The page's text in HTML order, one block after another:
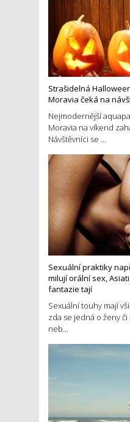
Strašidelná
Moravia čeká na
Nejmodernější
Moravia na víkend
Návštěvníci se ...
Sexuální praktiky
milují orální sex,
fantazie tají
Sexuální touhy mají
zda se jedná o ženy
neb...